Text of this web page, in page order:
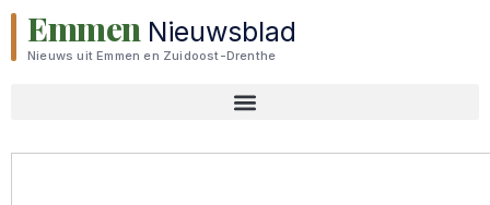
Emmen Nieuwsblad
Nieuws uit Emmen en Zuidoost-Drenthe